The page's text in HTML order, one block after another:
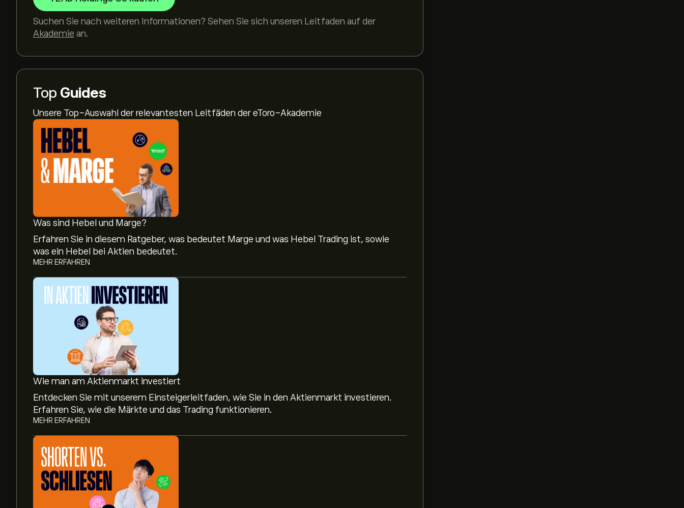
Suchen Sie nach weiteren Informationen? Sehen Sie sich unseren Leitfaden auf der
Akademie an.
Top Guides
Unsere Top-Auswahl der relevantesten Leitfäden der eToro-Akademie
Was sind Hebel und Marge?
Erfahren Sie in diesem Ratgeber, was bedeutet Marge und was Hebel Trading ist, sowie
was ein Hebel bei Aktien bedeutet.
MEHR ERFAHREN
Wie man am Aktienmarkt investiert
Entdecken Sie mit unserem Einsteigerleitfaden, wie Sie in den Aktienmarkt investieren.
Erfahren Sie, wie die Märkte und das Trading funktionieren.
MEHR ERFAHREN
Aktueller TEAD Aktienkurs liegt bei 0.6960‎$‎.